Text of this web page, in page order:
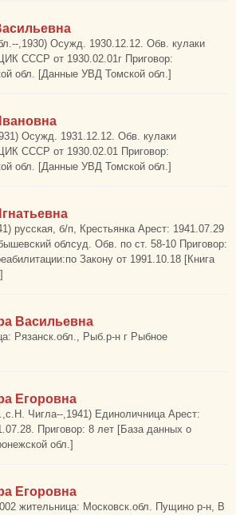
,1930) Осужд. 1930.12.12. Обв. кулаки
СССР от 1930.02.01г Приговор:
обл. [Данные УВД Томской обл.]
Осужд. 1931.12.12. Обв. кулаки
СССР от 1930.02.01 Приговор:
обл. [Данные УВД Томской обл.]
русская, б/п, Крестьянка Арест: 1941.07.29
облсуд. Обв. по ст. 58-10 Приговор:
Закону от 1991.10.18 [Книга
Васильевна
Рязанск.обл., Рыб.р-н г Рыбное
Егоровна
Чигла--,1941) Единоличница Арест:
Приговор: 8 лет [База данных о
обл.]
Егоровна
жительница: Московск.обл. Пущино р-н, В